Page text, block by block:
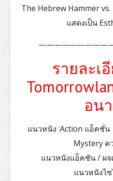
The Hebrew Hammer
แสดงเป็น
รายละเ
อน
แนวหนัง :Action แอ็คชั่
Mystery ค
แนวหนังแอ็คชัน / ผ
แนวหนังไ